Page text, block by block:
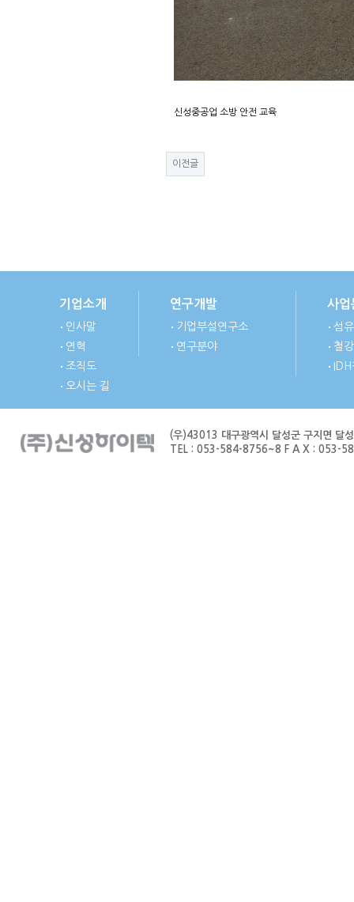
신성중공업 소방 안전 교육
이전글
기업소개
인사말
연혁
조직도
오시는 길
연구개발
기업부설연구소
연구분야
사업
섬
철
IDH
(우)43013 대구광역시 달성군 구지면 달
TEL : 053-584-8756~8 F A X : 053-